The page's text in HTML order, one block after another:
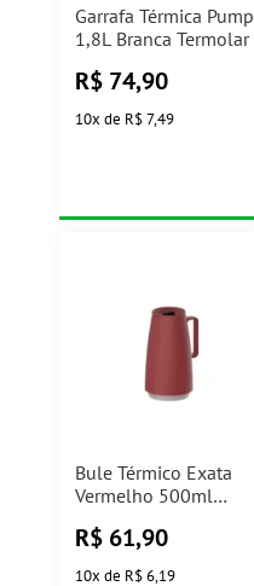
Garrafa Térmica Pump
1,8L Branca Termolar
R$ 74,90
10x de R$ 7,49
Bule Térmico Exata
Vermelho 500ml
R$ 61,90
10x de R$ 6,19